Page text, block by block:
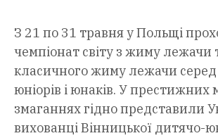
З 21 по 31 травня у Польщі
чемпіонат світу з жиму лежачи
класичного жиму лежачи
юніорів і юнаків. У
змаганнях гідно представили
вихованці Вінницької дитячо-